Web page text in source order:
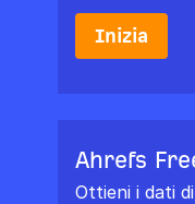
Inizia
Ahrefs
Ottieni i dati